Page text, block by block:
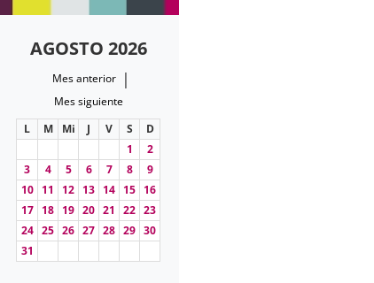
AGOSTO 2026
Mes anterior |
Mes siguiente
L
M Mi J V S
D
1
2
3
4 5 6 7 8
9
10 11 12 13 14 15 16
17 18 19 20 21 22 23
24 25 26 27 28 29 30
31